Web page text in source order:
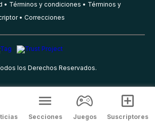
Términos y condiciones
Términos y
Correcciones
los Derechos Reservados.
Secciones Juegos Suscriptores